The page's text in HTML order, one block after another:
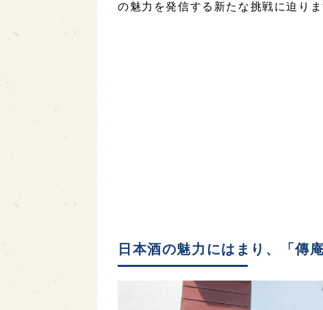
の魅力を発信する新たな挑戦に迫りま
日本酒の魅力にはまり、「傳